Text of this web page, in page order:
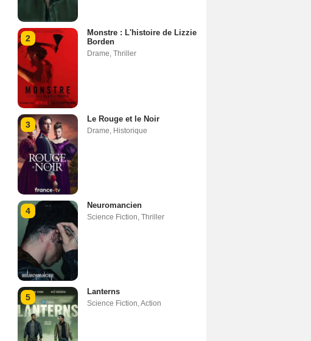
2
Monstre : L'histoire de Lizzie
Borden
Drame Thriller
3
Le Rouge et le Noir
Drame Historique
4
Neuromancien
Science Fiction Thriller
5
Lanterns
Science Fiction Action